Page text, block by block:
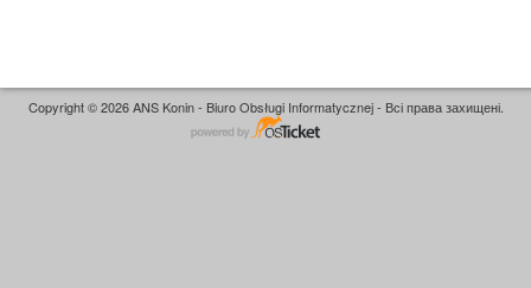
Copyright © 2026 ANS Konin - Biuro Obsługi Informatycznej - Всі права захищені.